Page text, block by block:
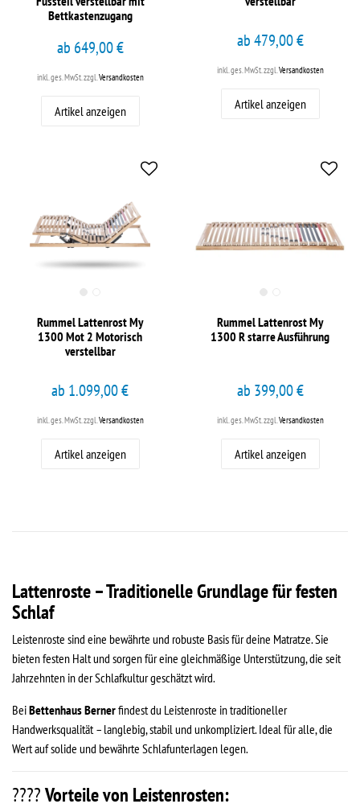
Bettkastenzugang
ab 649,00 €
inkl. ges. MwSt. zzgl. Versandkosten
Artikel anzeigen
ab 479,00 €
inkl. ges. MwSt. zzgl. Versandkosten
Artikel anzeigen
Rummel Lattenrost My
1300 Mot 2 Motorisch
verstellbar
ab 1.099,00 €
inkl. ges. MwSt.zzgl.Versandkosten
Artikel anzeigen
Rummel Lattenrost My
1300 R starre Ausführung
ab 399,00 €
inkl. ges. MwSt.zzgl.Versandkosten
Artikel anzeigen
Lattenroste – Traditionelle Grundlage für festen
Schlaf
Leistenroste sind eine bewährte und robuste Basis für deine Matratze. Sie
bieten festen Halt und sorgen für eine gleichmäßige Unterstützung, die seit
Jahrzehnten in der Schlafkultur geschätzt wird.
BeiBettenhaus Bernerfindest du Leistenroste in traditioneller
Handwerksqualität – langlebig, stabil und unkompliziert. Ideal für alle, die
Wert auf solide und bewährte Schlafunterlagen legen.
????Vorteile von Leistenrosten: